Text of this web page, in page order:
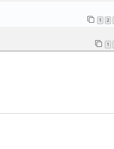
1 2
1